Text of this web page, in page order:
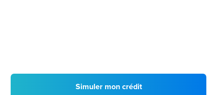
Simuler mon crédit